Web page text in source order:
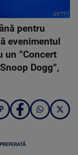
GETTY
pentru
evenimentul
un ”Concert
Dogg”,